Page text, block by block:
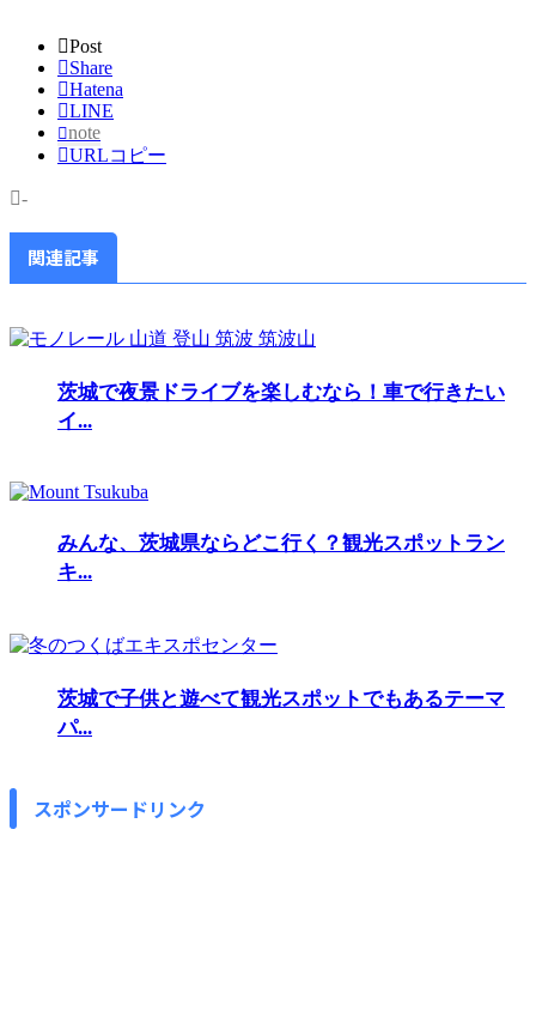
Post
Share
Hatena
LINE
note
URLコピー
-
関連記事
茨城で夜景ドライブを楽しむなら！車で行きたい
イ...
みんな、茨城県ならどこ行く？観光スポットラン
キ...
茨城で子供と遊べて観光スポットでもあるテーマ
パ...
スポンサードリンク